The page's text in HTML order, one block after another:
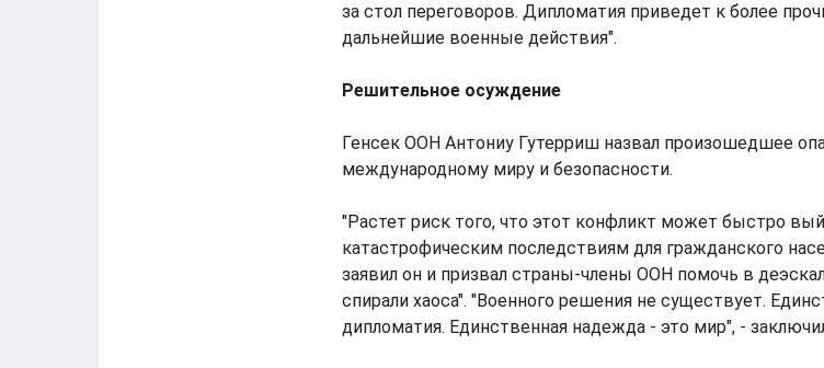
за стол переговоров. Дипломатия приведет к более
дальнейшие военные действия".
Решительное осуждение
Генсек ООН Антониу Гутерриш назвал произошедшее
международному миру и безопасности.
"Растет риск того, что этот конфликт может быстро
катастрофическим последствиям для гражданского
заявил он и призвал страны-члены ООН помочь в
спирали хаоса". "Военного решения не существует.
дипломатия. Единственная надежда - это мир", -